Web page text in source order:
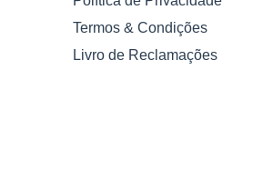
Termos & Condições
Livro de Reclamações